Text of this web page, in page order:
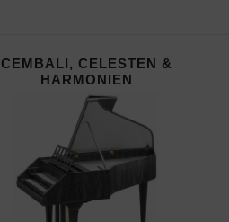
CEMBALI, CELESTEN &
HARMONIEN